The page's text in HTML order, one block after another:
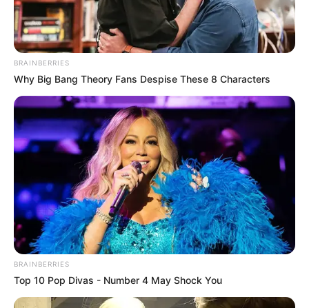
BRAINBERRIES
Why Big Bang Theory Fans Despise These 8 Characters
BRAINBERRIES
Top 10 Pop Divas - Number 4 May Shock You